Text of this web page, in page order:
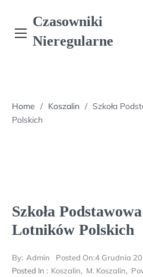
content
Czasowniki
Nieregularne
Home / Koszalin / Szkoła
Polskich
Szkoła
Lotników Polskich
By: Admin Posted On:4 Grudnia
Posted In : Koszalin, M. Koszalin,